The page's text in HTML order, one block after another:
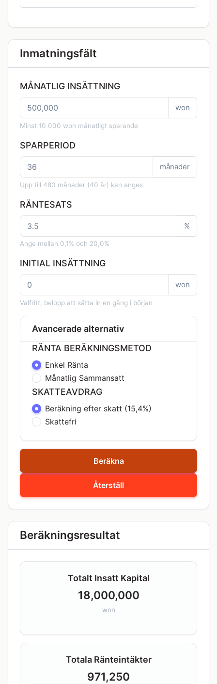
Inmatningsfält
MÅNATLIG INSÄTTNING
won
Minst 10 000 won månatligt sparande
SPARPERIOD
månader
Upp till 480 månader (40 år) kan anges
RÄNTESATS
%
Ange mellan 0,1% och 20,0%
INITIAL INSÄTTNING
won
Valfritt, belopp att sätta in en gång i början
Avancerade alternativ
RÄNTA BERÄKNINGSMETOD
Enkel Ränta
Månatlig Sammansatt
SKATTEAVDRAG
Beräkning efter skatt (15,4%)
Skattefri
Återställ
Beräkna
Beräkningsresultat
Totalt Insatt Kapital
18,000,000
won
Totala Ränteintäkter
971,250